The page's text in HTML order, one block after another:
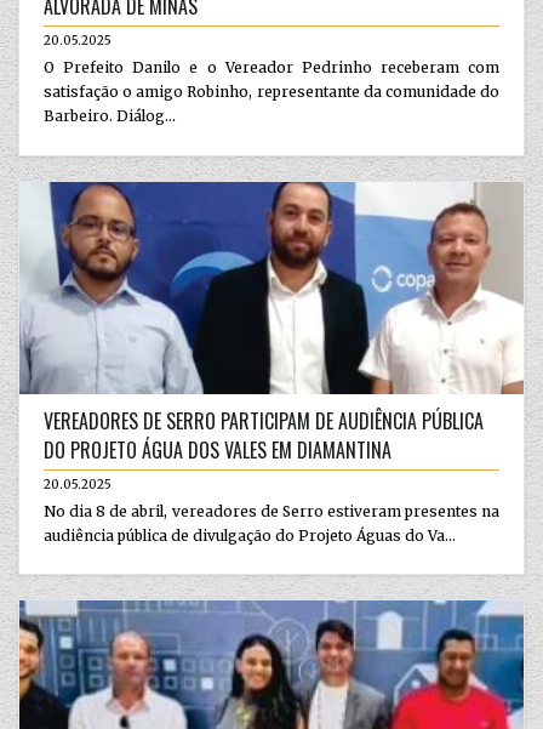
ALVORADA DE MINAS
20.05.2025
O Prefeito Danilo e o Vereador Pedrinho receberam com
satisfação o amigo Robinho, representante da comunidade do
Barbeiro. Diálog...
VEREADORES DE SERRO PARTICIPAM DE AUDIÊNCIA PÚBLICA
DO PROJETO ÁGUA DOS VALES EM DIAMANTINA
20.05.2025
No dia 8 de abril, vereadores de Serro estiveram presentes na
audiência pública de divulgação do Projeto Águas do Va...